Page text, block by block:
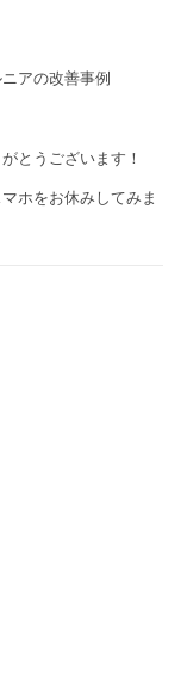
アの改善事例
とうございます！
ホをお休みしてみま